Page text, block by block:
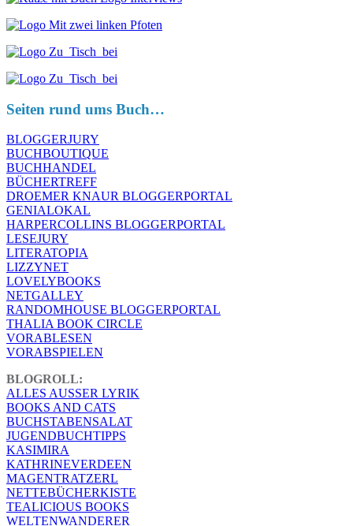
Seiten rund ums Buch…
BLOGGERJURY
BUCHBOUTIQUE
BUCHHANDEL
BÜCHERTREFF
DROEMER KNAUR BLOGGERPORTAL
GENIALOKAL
HARPERCOLLINS BLOGGERPORTAL
LESEJURY
LITERATOPIA
LIZZYNET
LOVELYBOOKS
NETGALLEY
RANDOMHOUSE BLOGGERPORTAL
THALIA BOOK CIRCLE
VORABLESEN
VORABSPIELEN
BLOGROLL:
ALLES AUSSER LYRIK
BOOKS AND CATS
BUCHSTABENSALAT
JUGENDBUCHTIPPS
KASIMIRA
KATHRINEVERDEEN
MAGENTRATZERL
NETTEBÜCHERKISTE
TEALICIOUS BOOKS
WELTENWANDERER